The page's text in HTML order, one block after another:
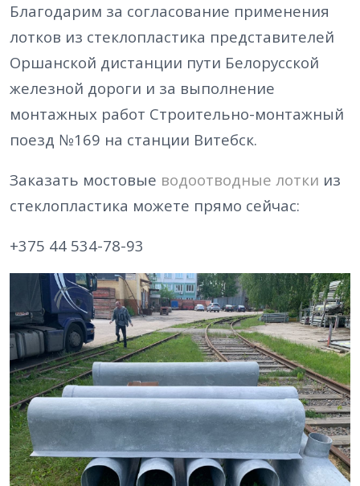
Благодарим за согласование применения
лотков из стеклопластика представителей
Оршанской дистанции пути Белорусской
железной дороги и за выполнение
монтажных работ Строительно-монтажный
поезд №169 на станции Витебск.
Заказать мостовые водоотводные лотки из
стеклопластика можете прямо сейчас:
+375 44 534-78-93